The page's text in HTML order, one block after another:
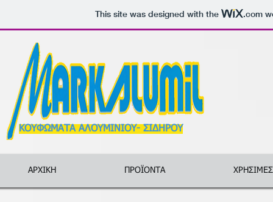
This site was designed with the .com
ΚΟΥΦΩΜΑΤΑ ΑΛΟΥΜΙΝΙΟΥ- ΣΙΔΗΡΟΥ
ΑΡΧΙΚΗ ΠΡΟΪΟΝΤΑ